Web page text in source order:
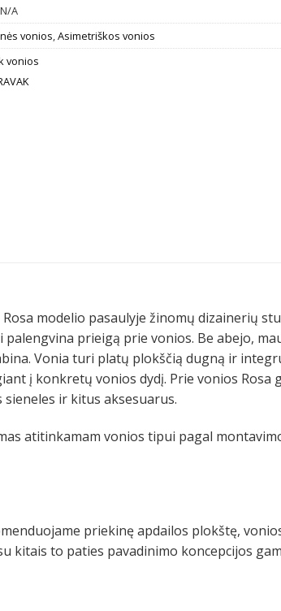
N/A
vonios,Asimetriškos vonios
vonios
modelio pasaulyje žinomų dizainerių
prieigą prie vonios. Be abejo,
Vonia turi platų plokščią dugną ir
į konkretų vonios dydį. Prie vonios Rosa
ir kitus aksesuarus.
atitinkamam vonios tipui pagal
priekinę apdailos plokštę,
kitais to paties pavadinimo koncepcijos